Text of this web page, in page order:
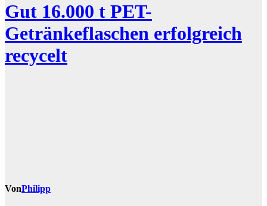
Gut 16.000 t PET-
Getränkeflaschen erfolgreich
recycelt
VonPhilipp